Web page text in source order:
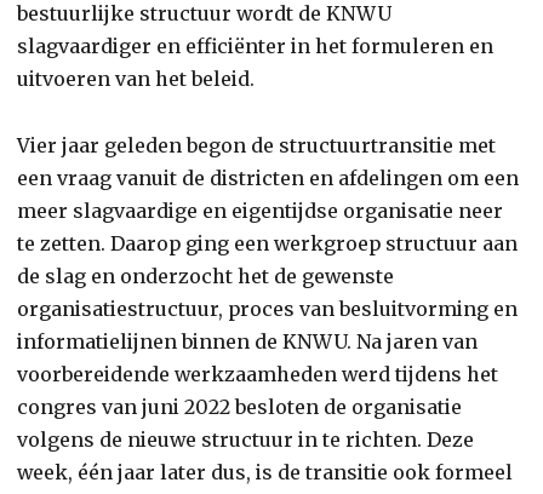
bestuurlijke structuur wordt de KNWU
slagvaardiger en efficiënter in het formuleren en
uitvoeren van het beleid.
Vier jaar geleden begon de structuurtransitie met
een vraag vanuit de districten en afdelingen om een
meer slagvaardige en eigentijdse organisatie neer
te zetten. Daarop ging een werkgroep structuur aan
de slag en onderzocht het de gewenste
organisatiestructuur, proces van besluitvorming en
informatielijnen binnen de KNWU. Na jaren van
voorbereidende werkzaamheden werd tijdens het
congres van juni 2022 besloten de organisatie
volgens de nieuwe structuur in te richten. Deze
week, één jaar later dus, is de transitie ook formeel